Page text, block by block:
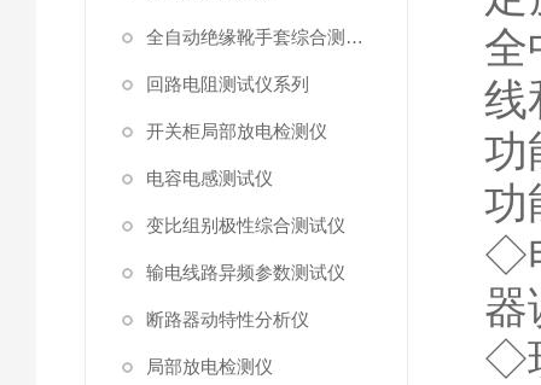
全自动绝缘靴手套综合测试仪
回路电阻测试仪系列
开关柜局部放电检测仪
电容电感测试仪
变比组别极性综合测试仪
输电线路异频参数测试仪
断路器动特性分析仪
局部放电检测仪
全
线
功
功
◇
器
◇